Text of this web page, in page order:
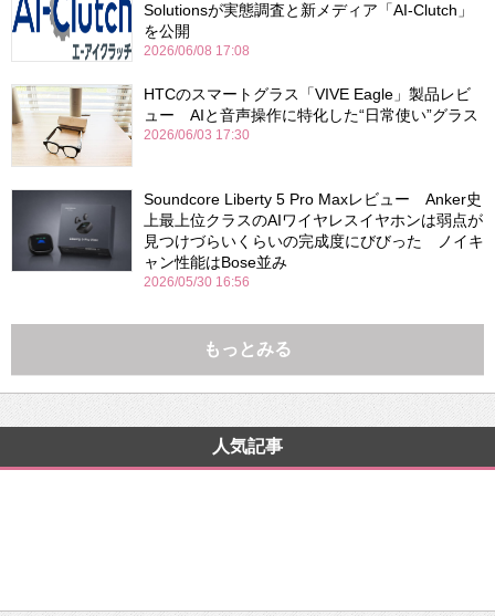
Solutionsが実態調査と新メディア「AI-Clutch」
を公開
2026/06/08 17:08
HTCのスマートグラス「VIVE Eagle」製品レビ
ュー AIと音声操作に特化した“日常使い”グラス
2026/06/03 17:30
Soundcore Liberty 5 Pro Maxレビュー Anker史
上最上位クラスのAIワイヤレスイヤホンは弱点が
見つけづらいくらいの完成度にびびった ノイキ
ャン性能はBose並み
2026/05/30 16:56
もっとみる
人気記事